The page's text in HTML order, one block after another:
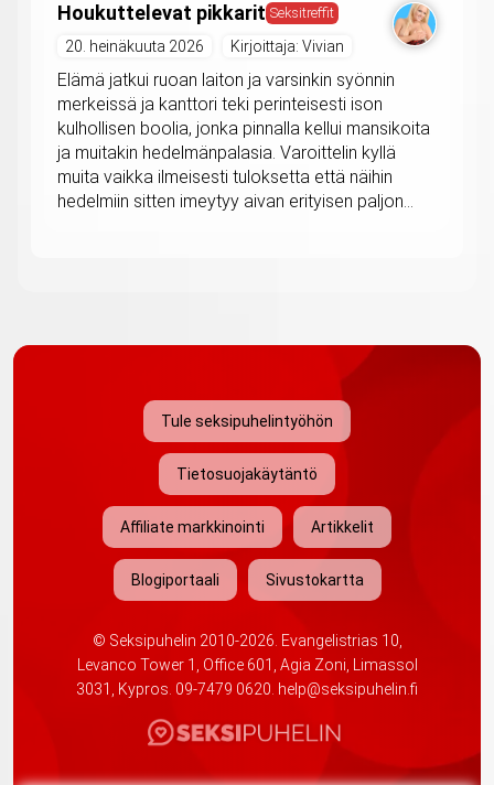
Houkuttelevat pikkarit Seksitreffit
20. heinäkuuta 2026 Kirjoittaja: Vivian
Elämä jatkui ruoan laiton ja varsinkin syönnin
merkeissä ja kanttori teki perinteisesti ison
kulhollisen boolia, jonka pinnalla kellui mansikoita
ja muitakin hedelmänpalasia. Varoittelin kyllä
muita vaikka ilmeisesti tuloksetta että näihin
hedelmiin sitten imeytyy aivan erityisen paljon...
Tule seksipuhelintyöhön
Tietosuojakäytäntö
Affiliate markkinointi Artikkelit
Blogiportaali Sivustokartta
© Seksipuhelin 2010-2026. Evangelistrias 10,
Levanco Tower 1, Office 601, Agia Zoni, Limassol
3031, Kypros. 09-7479 0620. help@seksipuhelin.fi